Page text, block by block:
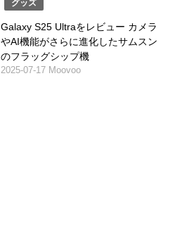
グッズ
Galaxy S25 Ultraをレビュー カメラ
やAI機能がさらに進化したサムスン
のフラッグシップ機
2025-07-17 Moovoo